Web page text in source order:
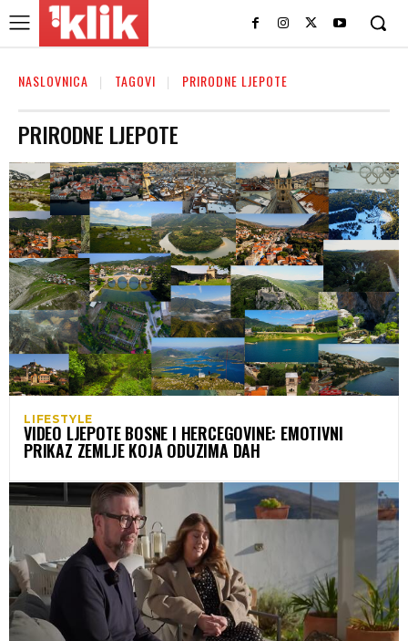
NASLOVNICA TAGOVI PRIRODNE LJEPOTE
PRIRODNE LJEPOTE
LIFESTYLE
VIDEO LJEPOTE BOSNE I HERCEGOVINE: EMOTIVNI
PRIKAZ ZEMLJE KOJA ODUZIMA DAH